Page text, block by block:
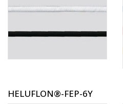
HELUFLON®-FEP-6Y